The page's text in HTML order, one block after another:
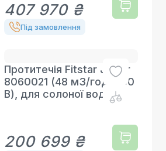
407 970 ₴
Під замовлення
Протитечія Fitstar Junior
8060021 (48 м3/год, 380
В), для солоної води
200 699 ₴